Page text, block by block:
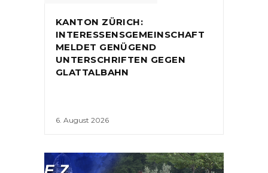
KANTON ZÜRICH:
INTERESSENSGEMEINSCHAFT
MELDET GENÜGEND
UNTERSCHRIFTEN GEGEN
GLATTALBAHN
6. August 2026